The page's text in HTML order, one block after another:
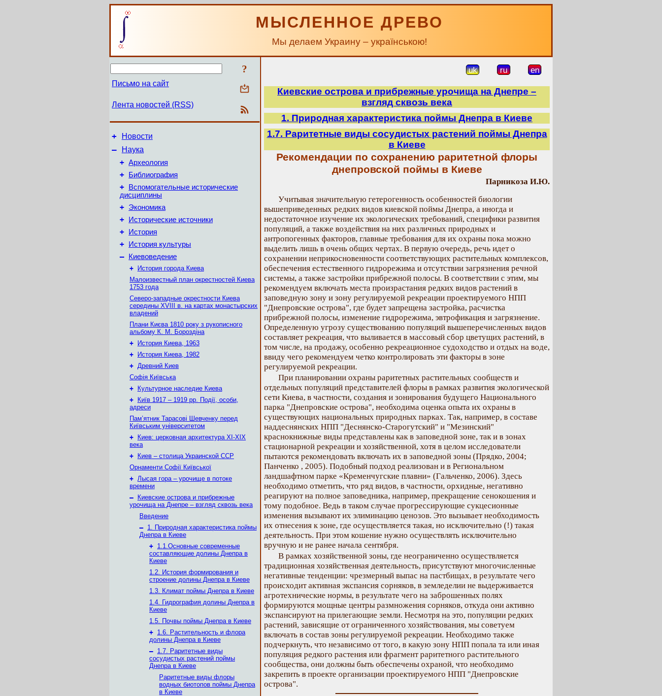
МЫСЛЕННОЕ ДРЕВО
Мы делаем Украину – українською!
?
Письмо на сайт
Лента новостей (RSS)
+ Новости
–
Наука
+ Археология
+ Библиография
+
Вспомогательные исторические
дисциплины
+ Экономика
+ Исторические источники
+ История
+ История культуры
– Киевоведение
+
История города Киева
Малоизвестный план окрестностей Киева
1753 года
Северо-западные окрестности Киева
середины XVIII в. на картах монастырских
владений
Плани Києва 1810 року з рукописного
альбому К. М. Бороздіна
+
История Киева, 1963
+
История Киева, 1982
+ Древний Киев
Софія Київська
+
Культурное наследие Киева
+
Київ 1917 – 1919 рр. Події, особи,
адреси
Пам’ятник Тарасові Шевченку перед
Київським університетом
+
Киев: церковная архитектура XI-XIX
века
+
Киев – столица Украинской ССР
Орнаменти Софії Київської
+ Лысая гора – урочище в потоке
времени
–
Киевские острова и прибрежные
урочища на Днепре – взгляд сквозь века
Введение
– 1. Природная характеристика поймы
Днепра в Киеве
+ 1.1.Основные современные
составляющие долины Днепра в
Киеве
1.2. История формирования и
строение долины Днепра в Киеве
1.3. Климат поймы Днепра в Киеве
1.4. Гидрография долины Днепра в
Киеве
1.5. Почвы поймы Днепра в Киеве
+ 1.6. Растительность и флора
долины Днепра в Киеве
– 1.7. Раритетные виды
сосудистых растений поймы
Днепра в Киеве
Раритетные виды флоры
водных биотопов поймы Днепра
в Киеве
uk ru en
Киевские острова и прибрежные урочища на Днепре –
взгляд сквозь века
1. Природная характеристика поймы Днепра в Киеве
1.7. Раритетные виды сосудистых растений поймы Днепра
в Киеве
Рекомендации по сохранению раритетной флоры
днепровской поймы в Киеве
Парникоза И.Ю.
Учитывая значительную гетерогенность особенностей биологии
вышеприведенных редких видов киевской поймы Днепра, а иногда и
недостаточное изучение их экологических требований, специфики развития
популяций, а также воздействия на них различных природных и
антропогенных факторов, главные требования для их охраны пока можно
выделить лишь в очень общих чертах. В первую очередь, речь идет о
сохранении неприкосновенности соответствующих растительных комплексов,
обеспечения естественного гидрорежима и отсутствии загрязнения речной
системы, а также застройки прибрежной полосы. В соответствии с этим, мы
рекомендуем включать места произрастания редких видов растений в
заповедную зону и зону регулируемой рекреации проектируемого НПП
"Днепровские острова", где будет запрещена застройка, расчистка
прибрежной полосы, изменение гидрорежима, эвтрофикация и загрязнение.
Определенную угрозу существованию популяций вышеперечисленных видов
составляет рекреация, что выливается в массовый сбор цветущих растений, в
том числе, на продажу, особенно рекреационное судоходство и отдых на воде,
ввиду чего рекомендуем четко контролировать эти факторы в зоне
регулируемой рекреации.
При планировании охраны раритетных растительных сообществ и
отдельных популяций представителей флоры в рамках развития экологической
сети Киева, в частности, создания и зонирования будущего Национального
парка "Днепровские острова", необходима оценка опыта их охраны в
существующих национальных природных парках. Так, например, в составе
наддеснянских НПП "Деснянско-Старогутский" и "Мезинский"
краснокнижные виды представлены как в заповедной зоне, так и в зонах
стационарной рекреации и хозяйственной, хотя в целом исследователи
пытаются рекомендовать включать их в заповедной зоны (Прядко, 2004;
Панченко , 2005). Подобный подход реализован и в Региональном
ландшафтном парке «Кременчугские плавни» (Гальченко, 2006). Здесь
необходимо отметить, что ряд видов, в частности, орхидные, негативно
реагируют на полное заповедника, например, прекращение сенокошения и
тому подобное. Ведь в таком случае прогрессирующие сукцесионные
изменения вызывают их элиминацию ценозов. Это вызывает необходимость
их отнесения к зоне, где осуществляется такая, но исключительно (!) такая
деятельность. При этом кошение нужно осуществлять исключительно
вручную и не ранее начала сентября.
В рамках хозяйственной зоны, где неограниченно осуществляется
традиционная хозяйственная деятельность, присутствуют многочисленные
негативные тенденции: чрезмерный выпас на пастбищах, в результате чего
происходит активная экспансия сорняков, в земледелии не выдерживается
агротехнические нормы, в результате чего на заброшенных полях
формируются мощные центры размножения сорняков, откуда они активно
экспансируют на прилегающие земли. Несмотря на это, популяции редких
растений, зависящие от ограниченного хозяйствования, мы советуем
включать в состав зоны регулируемой рекреации. Необходимо также
подчеркнуть, что независимо от того, в какую зону НПП попала та или иная
популяция редкого растения или фрагмент раритетного растительного
сообщества, они должны быть обеспечены охраной, что необходимо
закрепить в проекте организации проектируемого НПП "Днепровские
острова".